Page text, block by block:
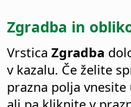
Zgradba in
Vrstica Zgradba
v kazalu. Če želite
prazna polja